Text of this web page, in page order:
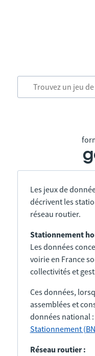
Les jeux de
décrivent les
réseau routier.
Stationnement
Les données
voirie en France
collectivités et
Ces données,
assemblées et
données national :
Stationnement
Réseau routier :